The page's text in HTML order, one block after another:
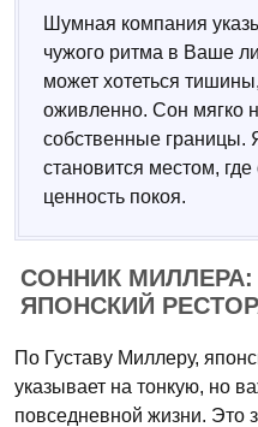
Шумная компания
чужого ритма в Ваше
может хотеться
оживленно. Сон мягко
собственные границы.
становится местом,
ценность покоя.
СОННИК
ЯПОНСКИЙ
По Густаву Миллеру,
указывает на тонкую, но
повседневной жизни. Это